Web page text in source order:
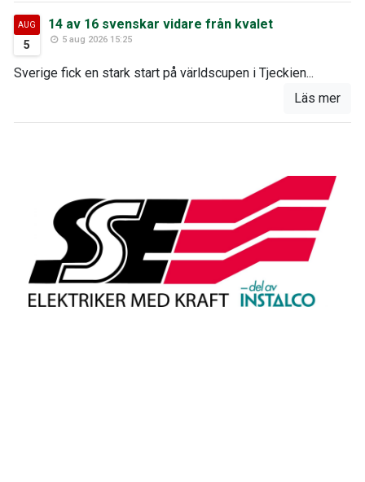
AUG
5
14 av 16 svenskar vidare från kvalet
5 aug 2026 15:25
Sverige fick en stark start på världscupen i Tjeckien...
Läs mer